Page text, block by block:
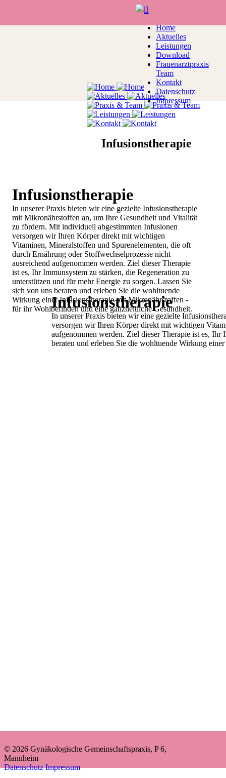
Infusionstherapie
In unserer Praxis bieten wir eine gezielte
versorgen wir Ihren Körper direkt mit wichtigen
aufgenommen werden. Ziel dieser Therapie ist es, Ihr
beraten und erleben Sie die wohltuende Wirkung
© 2026 Gynäkologische Gemeinschaftspraxis, P 6,
Mannheim
Datenschutz Impressum
Infusionstherapie
In unserer Praxis bieten wir eine gezielte Infusionstherapie
mit Mikronährstoffen an, um Ihre Gesundheit und Vitalität
zu fördern. Mit individuell abgestimmten Infusionen
versorgen wir Ihren Körper direkt mit wichtigen
Vitaminen, Mineralstoffen und Spurenelementen, die oft
durch Ernährung oder Stoffwechselprozesse nicht
ausreichend aufgenommen werden. Ziel dieser Therapie
ist es, Ihr Immunsystem zu stärken, die Regeneration zu
unterstützen und für mehr Energie zu sorgen. Lassen Sie
sich von uns beraten und erleben Sie die wohltuende
Wirkung einer Infusionstherapiemit Mikronährstoffen -
für ihr Wohlbefinden undeine ganzheitliche Gesundheit.
Infusionstherapie
Home
Aktuelles
Leistungen
Download
Frauenarztpraxis
Team
Kontakt
Datenschutz
Impressum